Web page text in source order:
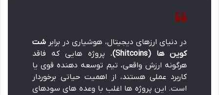
در دنیای ارزهای دیجیتال، هوشیاری در برابر شت
کوین ها (Shitcoins)
، پروژه هایی که فاقد
هرگونه ارزش واقعی، تیم توسعه دهنده قوی یا
کاربرد عملی هستند، از اهمیت حیاتی برخوردار
است. این پروژه ها اغلب با وعده های سودهای